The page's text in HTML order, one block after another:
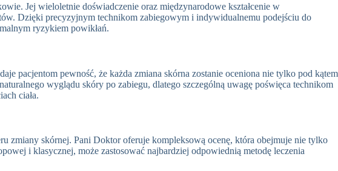
. Jej wieloletnie doświadczenie oraz międzynarodowe kształcenie w
Dzięki precyzyjnym technikom zabiegowym i indywidualnemu podejściu do
ryzykiem powikłań.
pacjentom pewność, że każda zmiana skórna zostanie oceniona nie tylko pod kątem
wyglądu skóry po zabiegu, dlatego szczególną uwagę poświęca technikom
ciała.
zmiany skórnej. Pani Doktor oferuje kompleksową ocenę, która obejmuje nie tylko
i klasycznej, może zastosować najbardziej odpowiednią metodę leczenia